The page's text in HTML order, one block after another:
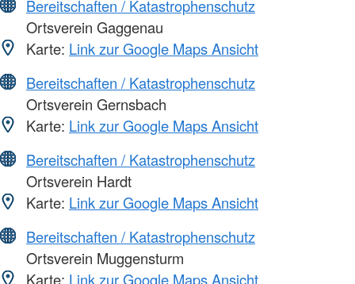
Bereitschaften / Katastrophenschutz
Ortsverein Gaggenau
Karte: Link zur Google Maps Ansicht
Bereitschaften / Katastrophenschutz
Ortsverein Gernsbach
Karte: Link zur Google Maps Ansicht
Bereitschaften / Katastrophenschutz
Ortsverein Hardt
Karte: Link zur Google Maps Ansicht
Bereitschaften / Katastrophenschutz
Ortsverein Muggensturm
Karte: Link zur Google Maps Ansicht